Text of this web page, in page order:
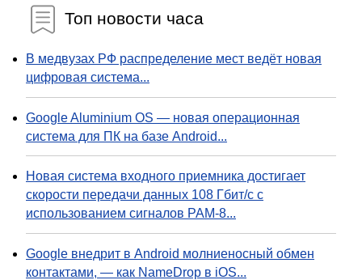
Топ новости часа
В медвузах РФ распределение мест ведёт новая
цифровая система...
Google Aluminium OS — новая операционная
система для ПК на базе Android...
Новая система входного приемника достигает
скорости передачи данных 108 Гбит/с с
использованием сигналов PAM-8...
Google внедрит в Android молниеносный обмен
контактами, — как NameDrop в iOS...